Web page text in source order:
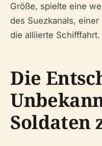
Größe, spielte eine
des Suezkanals,
die alliierte Schifffahrt.
Die
Soldaten